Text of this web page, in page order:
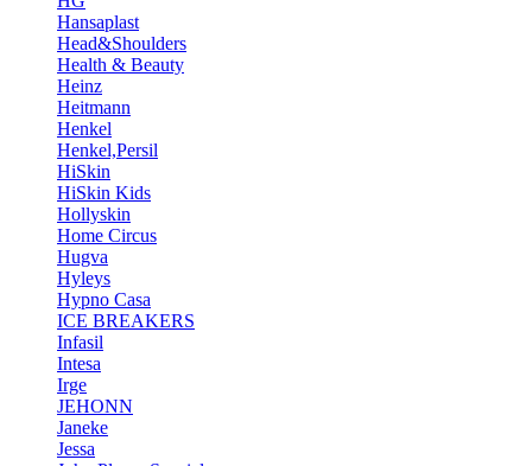
Hansaplast
Head&Shoulders
Health & Beauty
Heinz
Heitmann
Henkel
Henkel,Persil
HiSkin
HiSkin Kids
Hollyskin
Home Circus
Hugva
Hyleys
Hypno Casa
ICE BREAKERS
Infasil
Intesa
Irge
JEHONN
Janeke
Jessa